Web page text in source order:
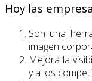
Hoy las
Son una
imagen
Mejora la
y a los